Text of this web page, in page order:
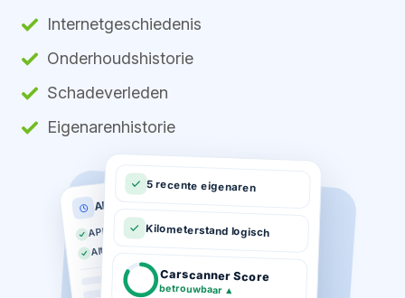
Internetgeschiedenis
Onderhoudshistorie
Schadeverleden
Eigenarenhistorie
APK historie
APK geldig tot 03-2026
Altijd op tijd gekeurd
5 recente eigenaren
Kilometerstand logisch
Carscanner Score
betrouwbaar ▲